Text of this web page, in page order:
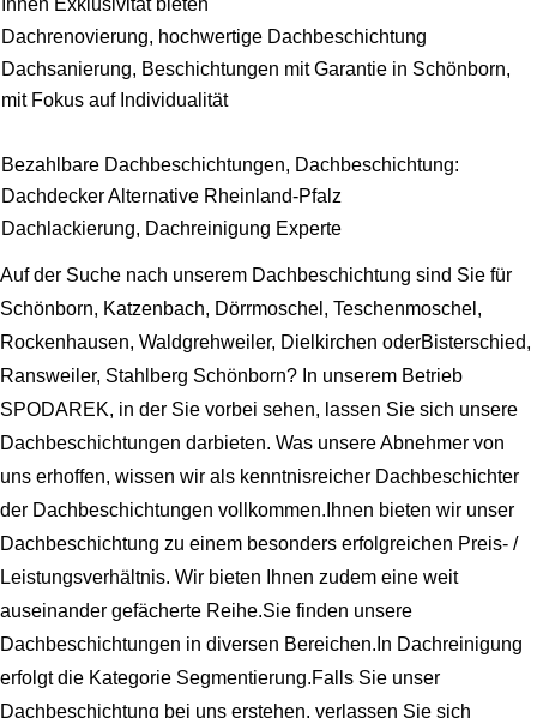
Ihnen Exklusivität bieten
Dachrenovierung, hochwertige Dachbeschichtung
Dachsanierung, Beschichtungen mit Garantie in Schönborn,
mit Fokus auf Individualität
Bezahlbare Dachbeschichtungen, Dachbeschichtung:
Dachdecker Alternative Rheinland-Pfalz
Dachlackierung, Dachreinigung Experte
Auf der Suche nach unserem Dachbeschichtung sind Sie für
Schönborn, Katzenbach, Dörrmoschel, Teschenmoschel,
Rockenhausen, Waldgrehweiler, Dielkirchen oderBisterschied,
Ransweiler, Stahlberg Schönborn? In unserem Betrieb
SPODAREK, in der Sie vorbei sehen, lassen Sie sich unsere
Dachbeschichtungen darbieten. Was unsere Abnehmer von
uns erhoffen, wissen wir als kenntnisreicher Dachbeschichter
der Dachbeschichtungen vollkommen.Ihnen bieten wir unser
Dachbeschichtung zu einem besonders erfolgreichen Preis- /
Leistungsverhältnis. Wir bieten Ihnen zudem eine weit
auseinander gefächerte Reihe.Sie finden unsere
Dachbeschichtungen in diversen Bereichen.In Dachreinigung
erfolgt die Kategorie Segmentierung.Falls Sie unser
Dachbeschichtung bei uns erstehen, verlassen Sie sich